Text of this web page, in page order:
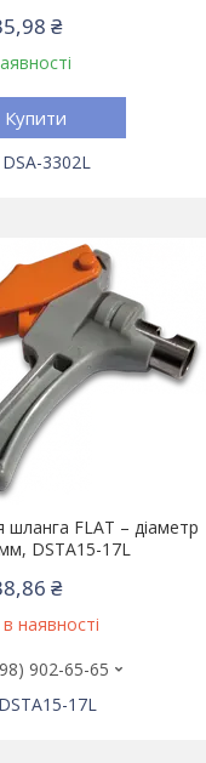
₴
Купити
DSA-3302L
шланга FLAT – діаметр
DSTA15-17L
₴
наявності
902-65-65
DSTA15-17L